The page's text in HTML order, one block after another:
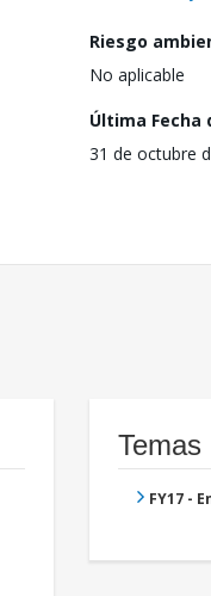
Riesgo
No aplicable
Última Fecha
31 de octubre
Temas
FY17 -